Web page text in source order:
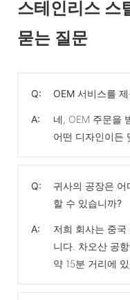
스테인리스 스
묻는 질문
Q: OEM 서비스를
A:
네, OEM 주문을
어떤 디자인이든
Q:
귀사의 공장은
할 수 있습니까?
A:
저희 회사는 중
니다. 차오산 공
약 15분 거리에